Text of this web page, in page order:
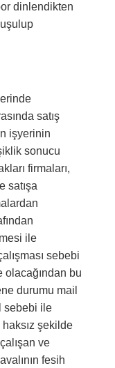
dinlendikten
satış
işyerinin
sonucu
firmaları,
satışa
ile
sebebi
bu
durumu mail
sebebi ile
şekilde
ve
fesih